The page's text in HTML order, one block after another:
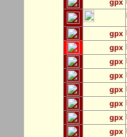
gpx
gpx
gpx
gpx
gpx
gpx
gpx
gpx
gpx